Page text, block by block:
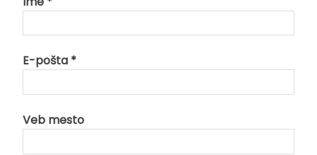
E-pošta *
Veb mesto